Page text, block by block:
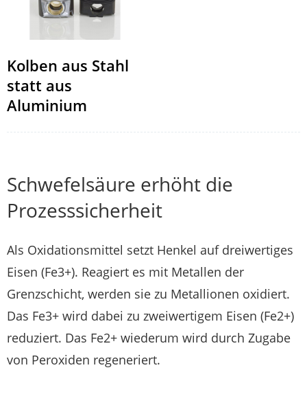
Kolben aus Stahl
statt aus
Aluminium
Schwefelsäure erhöht die
Prozesssicherheit
Als Oxidationsmittel setzt Henkel auf dreiwertiges
Eisen (Fe3+). Reagiert es mit Metallen der
Grenzschicht, werden sie zu Metallionen oxidiert.
Das Fe3+ wird dabei zu zweiwertigem Eisen (Fe2+)
reduziert. Das Fe2+ wiederum wird durch Zugabe
von Peroxiden regeneriert.